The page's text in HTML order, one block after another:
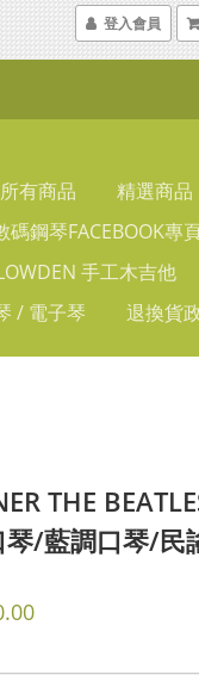
登入會員
所有商品 精選商品
碼鋼琴FACEBOOK專
手工木吉他
/ 電子琴
退換貨
THE
琴/藍調口琴/民